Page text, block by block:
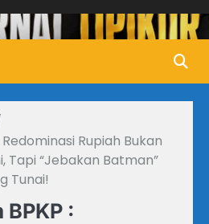
Rupiah Bukan
Tapi “Jebakan Batman”
Tunai!
: